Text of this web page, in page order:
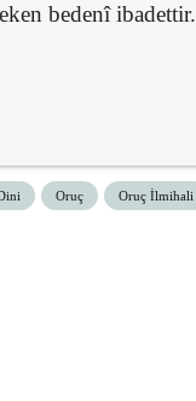
bedenî ibadettir.
Oruç Oruç İlmihali